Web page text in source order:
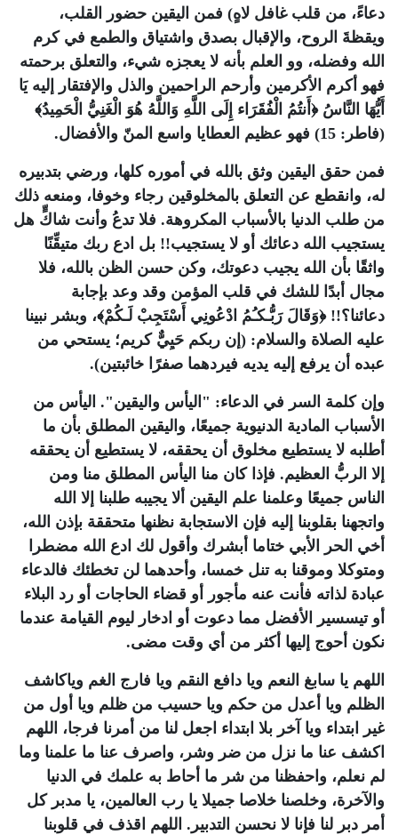
دعاءً، من قلب غافل لاهٍ) فمن اليقين حضور القلب،
ويقظةَ الروح، والإقبال بصدق واشتياق والطمع في كرم
الله وفضله، وو العلم بأنه لا يعجزه شيء، والتعلق برحمته
فهو أكرم الأكرمين وأرحم الراحمين والذل والإفتقار إليه يَا
أَيُّهَا النَّاسُ ﴿أَنتُمُ الْفُقَرَاء إِلَى اللَّهِ وَاللَّهُ هُوَ الْغَنِيُّ الْحَمِيدُ﴾
(فاطر: 15) فهو عظيم العطايا ‏واسع المنّ والأفضال.
فمن حقق اليقين وثق بالله في أموره كلها، ورضي بتدبيره
له، وانقطع عن التعلق بالمخلوقين رجاء وخوفا، ومنعه ذلك
من طلب الدنيا بالأسباب المكروهة. فلا تدعُ وأنت شاكٍّ هل
يستجيب الله دعائك أو لا يستجيب!! بل ادع ربك متيقِّنًا
واثقًا بأن الله يجيب دعوتك، وكن حسن الظن بالله، فلا
مجال أبدًا للشك في قلب المؤمن وقد وعد بإجابة
دعائنا؟!! ﴿وَقَالَ رَبُّـكـُمُ ادْعُونِي أَسْتَجِبْ لَـكُمْ﴾، وبشر نبينا
عليه الصلاة والسلام: (إن ربكم حَيِيٌّ كريم؛ يستحي من
عبده أن يرفع إليه يديه فيردهما صفرًا خائبتين).
وإن كلمة السر في الدعاء: "اليأس واليقين". اليأس من
الأسباب المادية الدنيوية جميعًا، واليقين المطلق بأن ما
أطلبه لا يستطيع مخلوق أن يحققه، لا يستطيع أن يحققه
إلا الربُّ العظيم. فإذا كان منا اليأس المطلق منا ومن
الناس جميعًا وعلمنا علم اليقين ألا يجيبه طلبنا إلا الله
واتجهنا بقلوبنا إليه فإن الاستجابة نظنها متحققة بإذن الله،
أخي الحر الأبي ختاما أبشرك وأقول لك ادع الله مضطرا
ومتوكلا وموقنا به تنل خمسا، وأحدهما لن تخطئك فالدعاء
عبادة لذاته فأنت عنه مأجور أو قضاء الحاجات أو رد البلاء
أو تيسسير الأفضل مما دعوت أو ادخار ليوم القيامة عندما
نكون أحوج إليها أكثر من أي وقت مضى.
اللهم يا سابغ النعم ويا دافع النقم ويا فارج الغم وياكاشف
الظلم ويا أعدل من حكم ويا حسيب من ظلم ويا أول من
غير ابتداء ويا آخر بلا ابتداء اجعل لنا من أمرنا فرجا، اللهم
اكشف عنا ما نزل من ضر وشر، واصرف عنا ما علمنا وما
لم نعلم، واحفظنا من شر ما أحاط به علمك في الدنيا
والآخرة، وخلصنا خلاصا جميلا يا رب العالمين، يا مدبر كل
أمر دبر لنا فإنا لا نحسن التدبير. اللهم اقذف في قلوبنا